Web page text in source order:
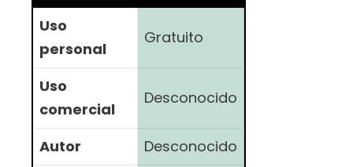
Uso
personal
Gratuito
Uso
comercial
Desconocido
Autor Desconocido